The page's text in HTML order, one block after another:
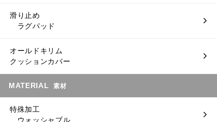
滑り止め
ラグパッド
オールドキリム
クッションカバー
MATERIAL 素材
特殊加工
ウォッシャブル